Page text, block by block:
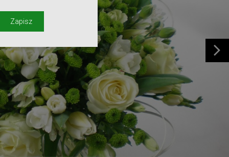
Zapisz